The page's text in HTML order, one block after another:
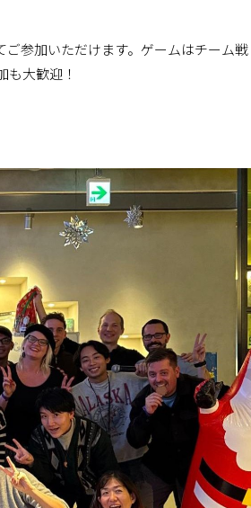
参加いただけます。ゲームはチーム戦
も大歓迎！